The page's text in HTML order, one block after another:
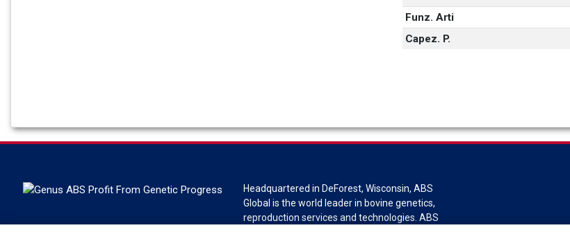
Funz. Arti
Capez. P.
Headquartered in DeForest, Wisconsin, ABS
Global is the world leader in bovine genetics,
reproduction services and technologies. ABS